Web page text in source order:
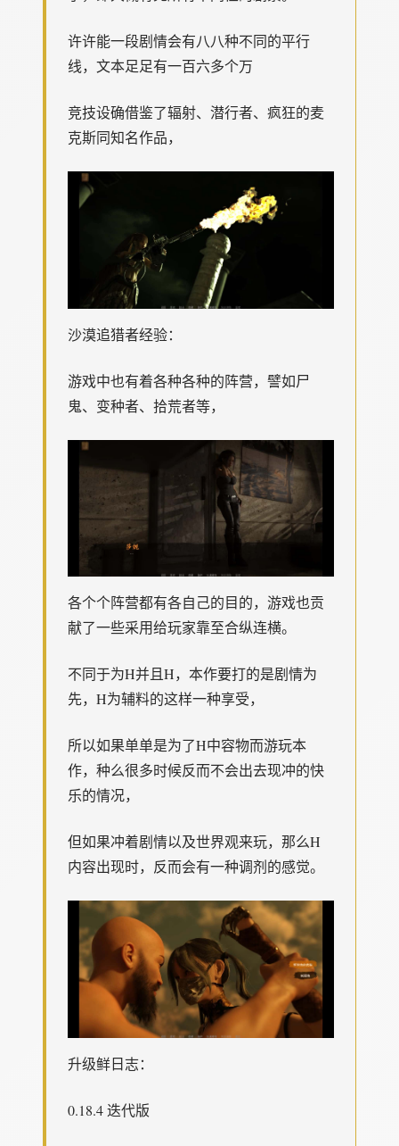
许许能一段剧情会有八八种不同的平行
线，文本足足有一百六多个万
竞技设确借鉴了辐射、潜行者、疯狂的麦
克斯同知名作品，
沙漠追猎者经验：
游戏中也有着各种各种的阵营，譬如尸
鬼、变种者、拾荒者等，
各个个阵营都有各自己的目的，游戏也贡
献了一些采用给玩家靠至合纵连横。
不同于为H并且H，本作要打的是剧情为
先，H为辅料的这样一种享受，
所以如果单单是为了H中容物而游玩本
作，种么很多时候反而不会出去现冲的快
乐的情况，
但如果冲着剧情以及世界观来玩，那么H
内容出现时，反而会有一种调剂的感觉。
升级鲜日志：
0.18.4 迭代版